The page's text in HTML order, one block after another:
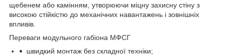
щебенем або камінням, утворюючи міцну захисну стіну з
високою стійкістю до механічних навантажень і зовнішніх
впливів.
Переваги модульного габіона МФСГ
швидкий монтаж без складної техніки;